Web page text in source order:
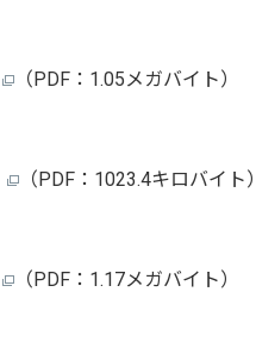
（PDF：1.05メガバイト）
（PDF：1023.4キロバイト）
（PDF：1.17メガバイト）